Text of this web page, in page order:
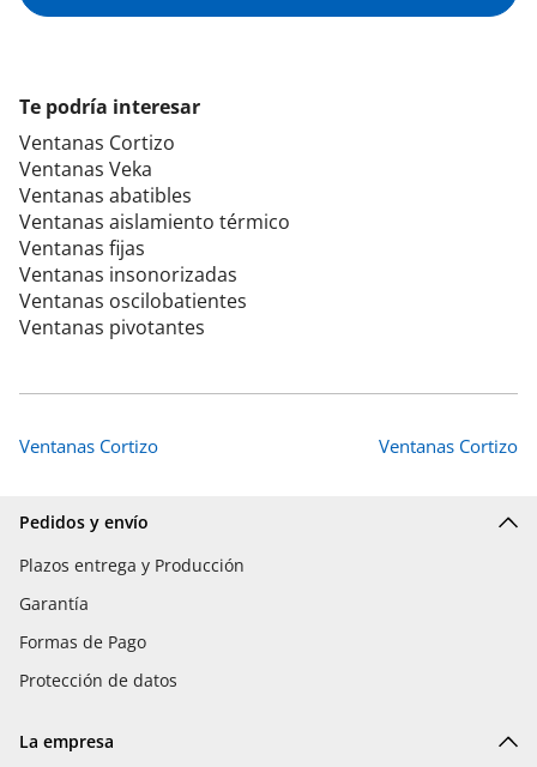
Te podría interesar
Ventanas Cortizo
Ventanas Veka
Ventanas abatibles
Ventanas aislamiento térmico
Ventanas fijas
Ventanas insonorizadas
Ventanas oscilobatientes
Ventanas pivotantes
Ventanas Cortizo Ventanas Cortizo
Pedidos y envío
Plazos entrega y Producción
Garantía
Formas de Pago
Protección de datos
La empresa